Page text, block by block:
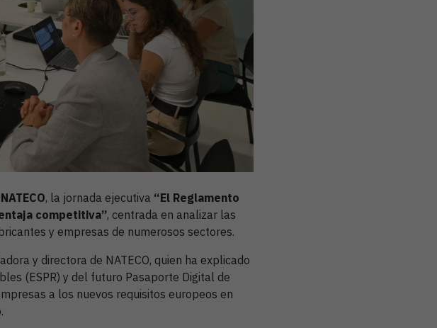
NATECO, la jornada ejecutiva “El Reglamento
competitiva”, centrada en analizar las
y empresas de numerosos sectores.
y directora de NATECO, quien ha explicado
(ESPR) y del futuro Pasaporte Digital de
a los nuevos requisitos europeos en